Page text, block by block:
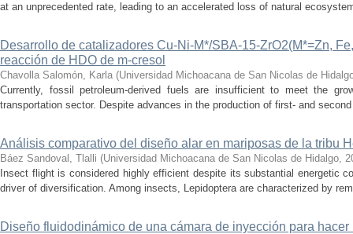
at an unprecedented rate, leading to an accelerated loss of natural
Desarrollo de catalizadores Cu-Ni-M*/SBA-15-ZrO2(M*=Zn,
reacción de HDO de m-cresol
Chavolla Salomón, Karla (Universidad Michoacana de San Nicolas de
Currently, fossil petroleum-derived fuels are insufficient to meet the
transportation sector. Despite advances in the production of first- and
Análisis comparativo del diseño alar en mariposas de la tribu
Báez Sandoval, Tlalli (Universidad Michoacana de San Nicolas de Hidalgo,
Insect flight is considered highly efficient despite its substantial energetic
driver of diversification. Among insects, Lepidoptera are characterized by
Diseño fluidodinámico de una cámara de inyección para